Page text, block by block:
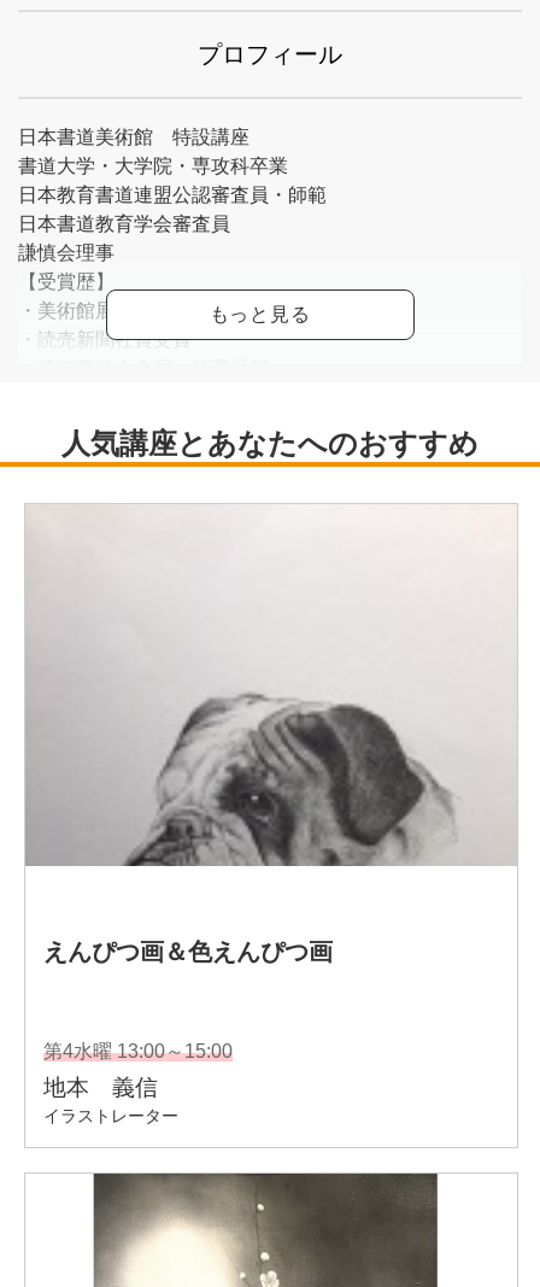
プロフィール
日本書道美術館 特設講座
書道大学・大学院・専攻科卒業
日本教育書道連盟公認審査員・師範
日本書道教育学会審査員
謙慎会理事
【受賞歴】
・美術館展 文部科学大臣賞/学会展
・読売新聞社賞受賞